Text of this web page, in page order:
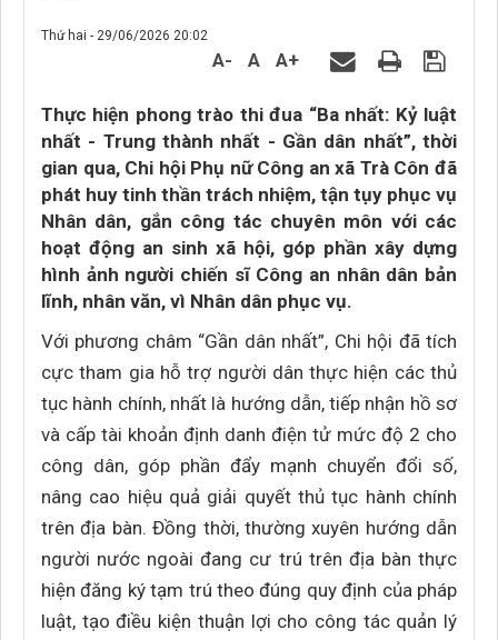
Thứ hai - 29/06/2026 20:02
A- A A+
Thực hiện phong trào thi đua “Ba nhất: Kỷ luật
nhất - Trung thành nhất - Gần dân nhất”, thời
gian qua, Chi hội Phụ nữ Công an xã Trà Côn đã
phát huy tinh thần trách nhiệm, tận tụy phục vụ
Nhân dân, gắn công tác chuyên môn với các
hoạt động an sinh xã hội, góp phần xây dựng
hình ảnh người chiến sĩ Công an nhân dân bản
lĩnh, nhân văn, vì Nhân dân phục vụ.
Với phương châm “Gần dân nhất”, Chi hội đã tích
cực tham gia hỗ trợ người dân thực hiện các thủ
tục hành chính, nhất là hướng dẫn, tiếp nhận hồ sơ
và cấp tài khoản định danh điện tử mức độ 2 cho
công dân, góp phần đẩy mạnh chuyển đổi số,
nâng cao hiệu quả giải quyết thủ tục hành chính
trên địa bàn. Đồng thời, thường xuyên hướng dẫn
người nước ngoài đang cư trú trên địa bàn thực
hiện đăng ký tạm trú theo đúng quy định của pháp
luật, tạo điều kiện thuận lợi cho công tác quản lý